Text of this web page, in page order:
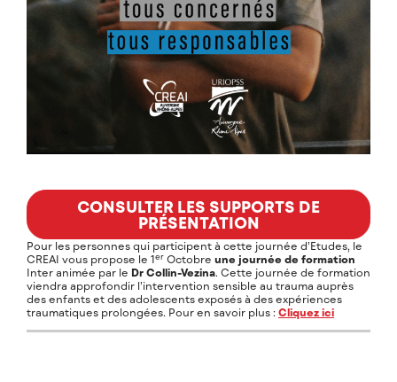
CONSULTER LES SUPPORTS DE
PRÉSENTATION
Pour les personnes qui participent à cette journée d’Etudes, le
CREAI vous propose le 1er Octobre une journée de formation
Inter animée par le Dr Collin-Vezina. Cette journée de formation
viendra approfondir l’intervention sensible au trauma auprès
des enfants et des adolescents exposés à des expériences
traumatiques prolongées. Pour en savoir plus : Cliquez ici